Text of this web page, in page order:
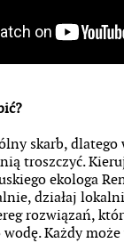
skarb, dlatego
troszczyć.
ekologa
działaj
rozwiązań,
Każdy może